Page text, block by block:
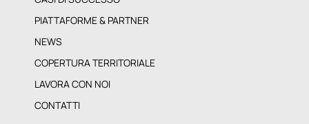
CASI DI SUCCESSO
PIATTAFORME & PARTNER
NEWS
COPERTURA TERRITORIALE
LAVORA CON NOI
CONTATTI